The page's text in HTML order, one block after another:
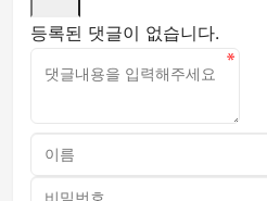
등록된 댓글이 없습니다.